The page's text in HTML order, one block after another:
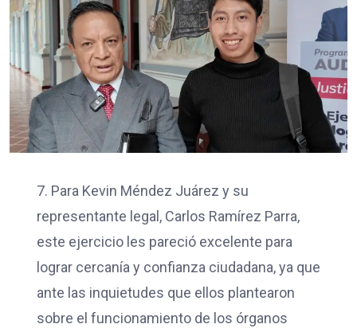
7. Para Kevin Méndez Juárez y su
representante legal, Carlos Ramírez Parra,
este ejercicio les pareció excelente para
lograr cercanía y confianza ciudadana, ya que
ante las inquietudes que ellos plantearon
sobre el funcionamiento de los órganos